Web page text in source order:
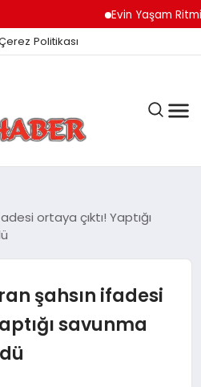
Evin Yaşam
Politikası
ortaya çıktı! Yaptığı
şahsın ifadesi
savunma